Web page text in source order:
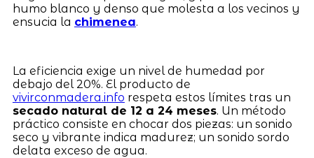
humo blanco y denso que molesta a los vecinos y
ensucia la chimenea.
La eficiencia exige un nivel de humedad por
debajo del 20%. El producto de
vivirconmadera.info respeta estos límites tras un
secado natural de 12 a 24 meses. Un método
práctico consiste en chocar dos piezas: un sonido
seco y vibrante indica madurez; un sonido sordo
delata exceso de agua.